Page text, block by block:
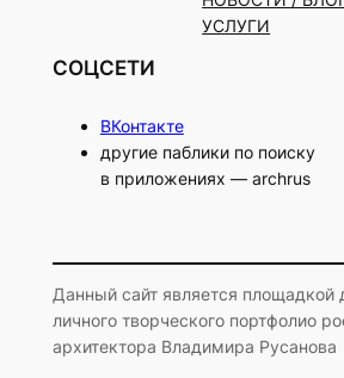
УСЛУГИ
СОЦСЕТИ
ВКонтакте
другие паблики по поиску
в приложениях — archrus
Данный сайт является площадкой
личного творческого портфолио
архитектора Владимира Русанова